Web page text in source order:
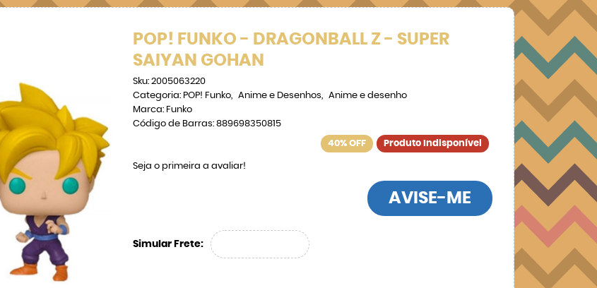
POP! FUNKO - DRAGONBALL Z - SUPER
SAIYAN GOHAN
Sku: 2005063220
Categoria: POP! Funko Anime e Desenhos
Anime e desenho
Marca: Funko
Código de Barras: 889698350815
40% OFF Produto Indisponível
Seja o primeira a avaliar!
AVISE-ME
Simular Frete: